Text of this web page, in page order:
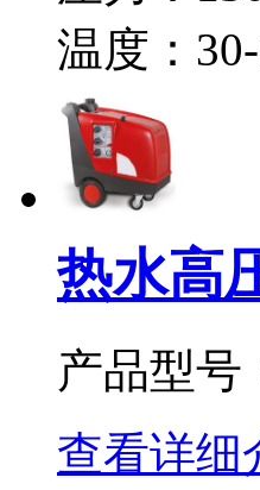
温度：
热水高
产品型号
查看详细